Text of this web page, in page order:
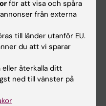
för att visa och spåra
från externa
till länder utanför EU.
du att vi sparar
eller återkalla ditt
ned till vänster på